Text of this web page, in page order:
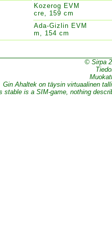
Kozerog EVM
cre, 159 cm
Ada-Gizlin EVM
m, 154 cm
© Sirpa
Gin Ahaltek on täysin virtuaalinen
stable is a SIM-game, nothing